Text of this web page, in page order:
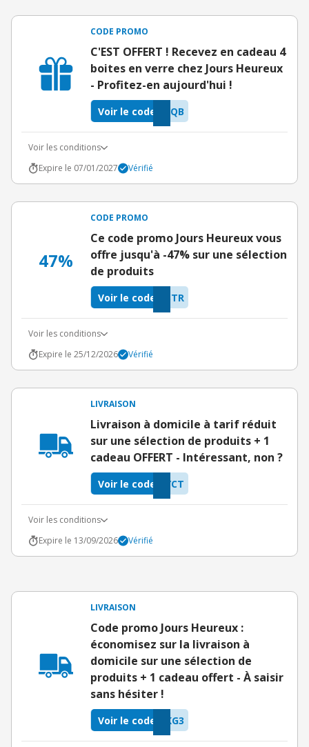
CODE PROMO
C'EST OFFERT ! Recevez en cadeau 4
boites en verre chez Jours Heureux
- Profitez-en aujourd'hui !
AQB
Voir le code
Voir les conditions
Expire le 07/01/2027
Vérifié
47%
CODE PROMO
Ce code promo Jours Heureux vous
offre jusqu'à -47% sur une sélection
de produits
STR
Voir le code
Voir les conditions
Expire le 25/12/2026
Vérifié
LIVRAISON
Livraison à domicile à tarif réduit
sur une sélection de produits + 1
cadeau OFFERT - Intéressant, non ?
YCT
Voir le code
Voir les conditions
Expire le 13/09/2026
Vérifié
LIVRAISON
Code promo Jours Heureux :
économisez sur la livraison à
domicile sur une sélection de
produits + 1 cadeau offert - À saisir
sans hésiter !
KG3
Voir le code